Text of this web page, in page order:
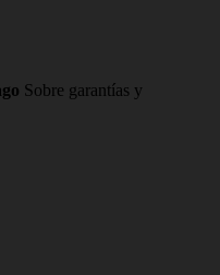
Sobre garantías y